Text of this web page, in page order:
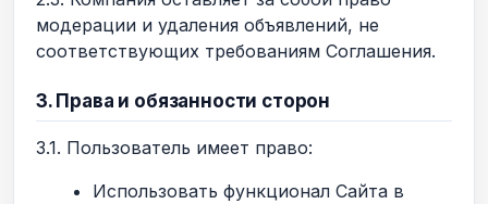
модерации и удаления объявлений, не
соответствующих требованиям Соглашения.
3. Права и обязанности сторон
3.1. Пользователь имеет право:
Использовать функционал Сайта в